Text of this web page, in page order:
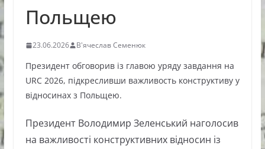
Польщею
23.06.2026 В'ячеслав Семенюк
Президент обговорив із главою уряду завдання на
URC 2026, підкресливши важливость конструктиву у
відносинах з Польщею.
Президент Володимир Зеленський наголосив
на важливості конструктивних відносин із